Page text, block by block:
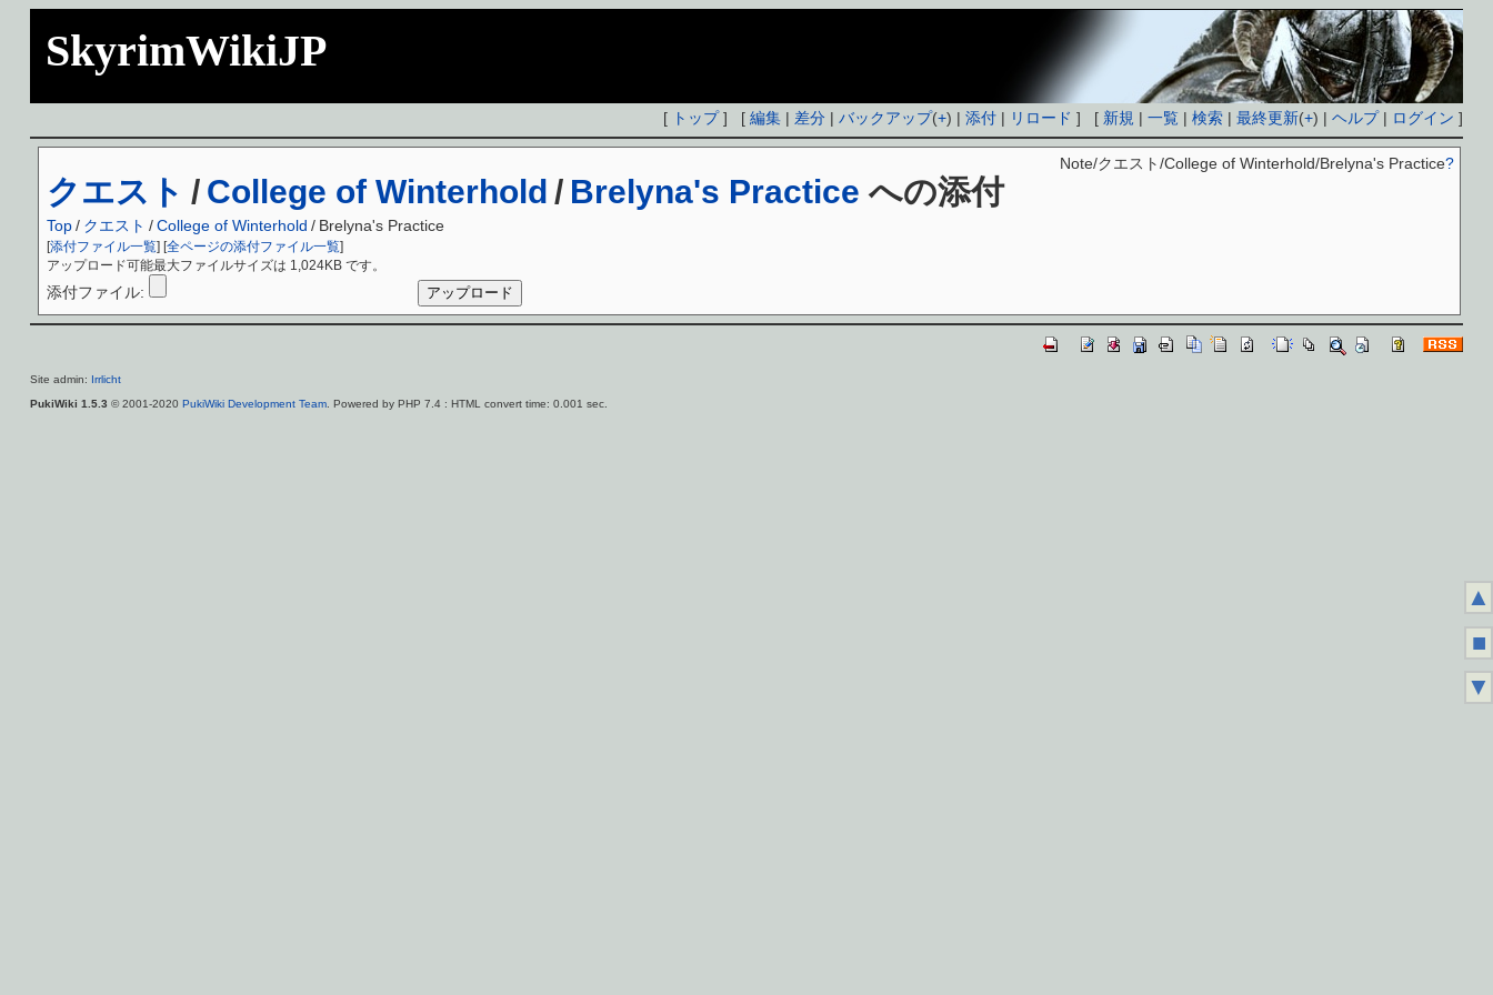
SkyrimWikiJP
[ トップ] [編集 | 差分 |バックアップ(+) |添付 | リロード ] [ 新規 |一覧 |検索 |最終更新(+) |ヘルプ| ログイン ]
クエスト / College of Winterhold / Brelyna's Practice への添付
Note/クエスト/College of Winterhold/Brelyna's Practice?
Top/ クエスト /College of Winterhold / Brelyna's Practice
[添付ファイル一覧] [全ページの添付ファイル一覧]
アップロード可能最大ファイルサイズは 1,024KB です。
添付ファイル:
Site admin: Irrlicht
PukiWiki 1.5.3 © 2001-2020 PukiWiki Development Team. Powered by PHP 7.4 : HTML convert time: 0.001 sec.
▲
■
▼